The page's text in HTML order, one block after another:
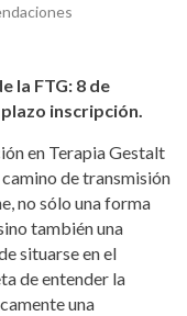
la FTG: 8 de
inscripción.
en Terapia Gestalt
camino de transmisión
no sólo una forma
también una
situarse en el
de entender la
una